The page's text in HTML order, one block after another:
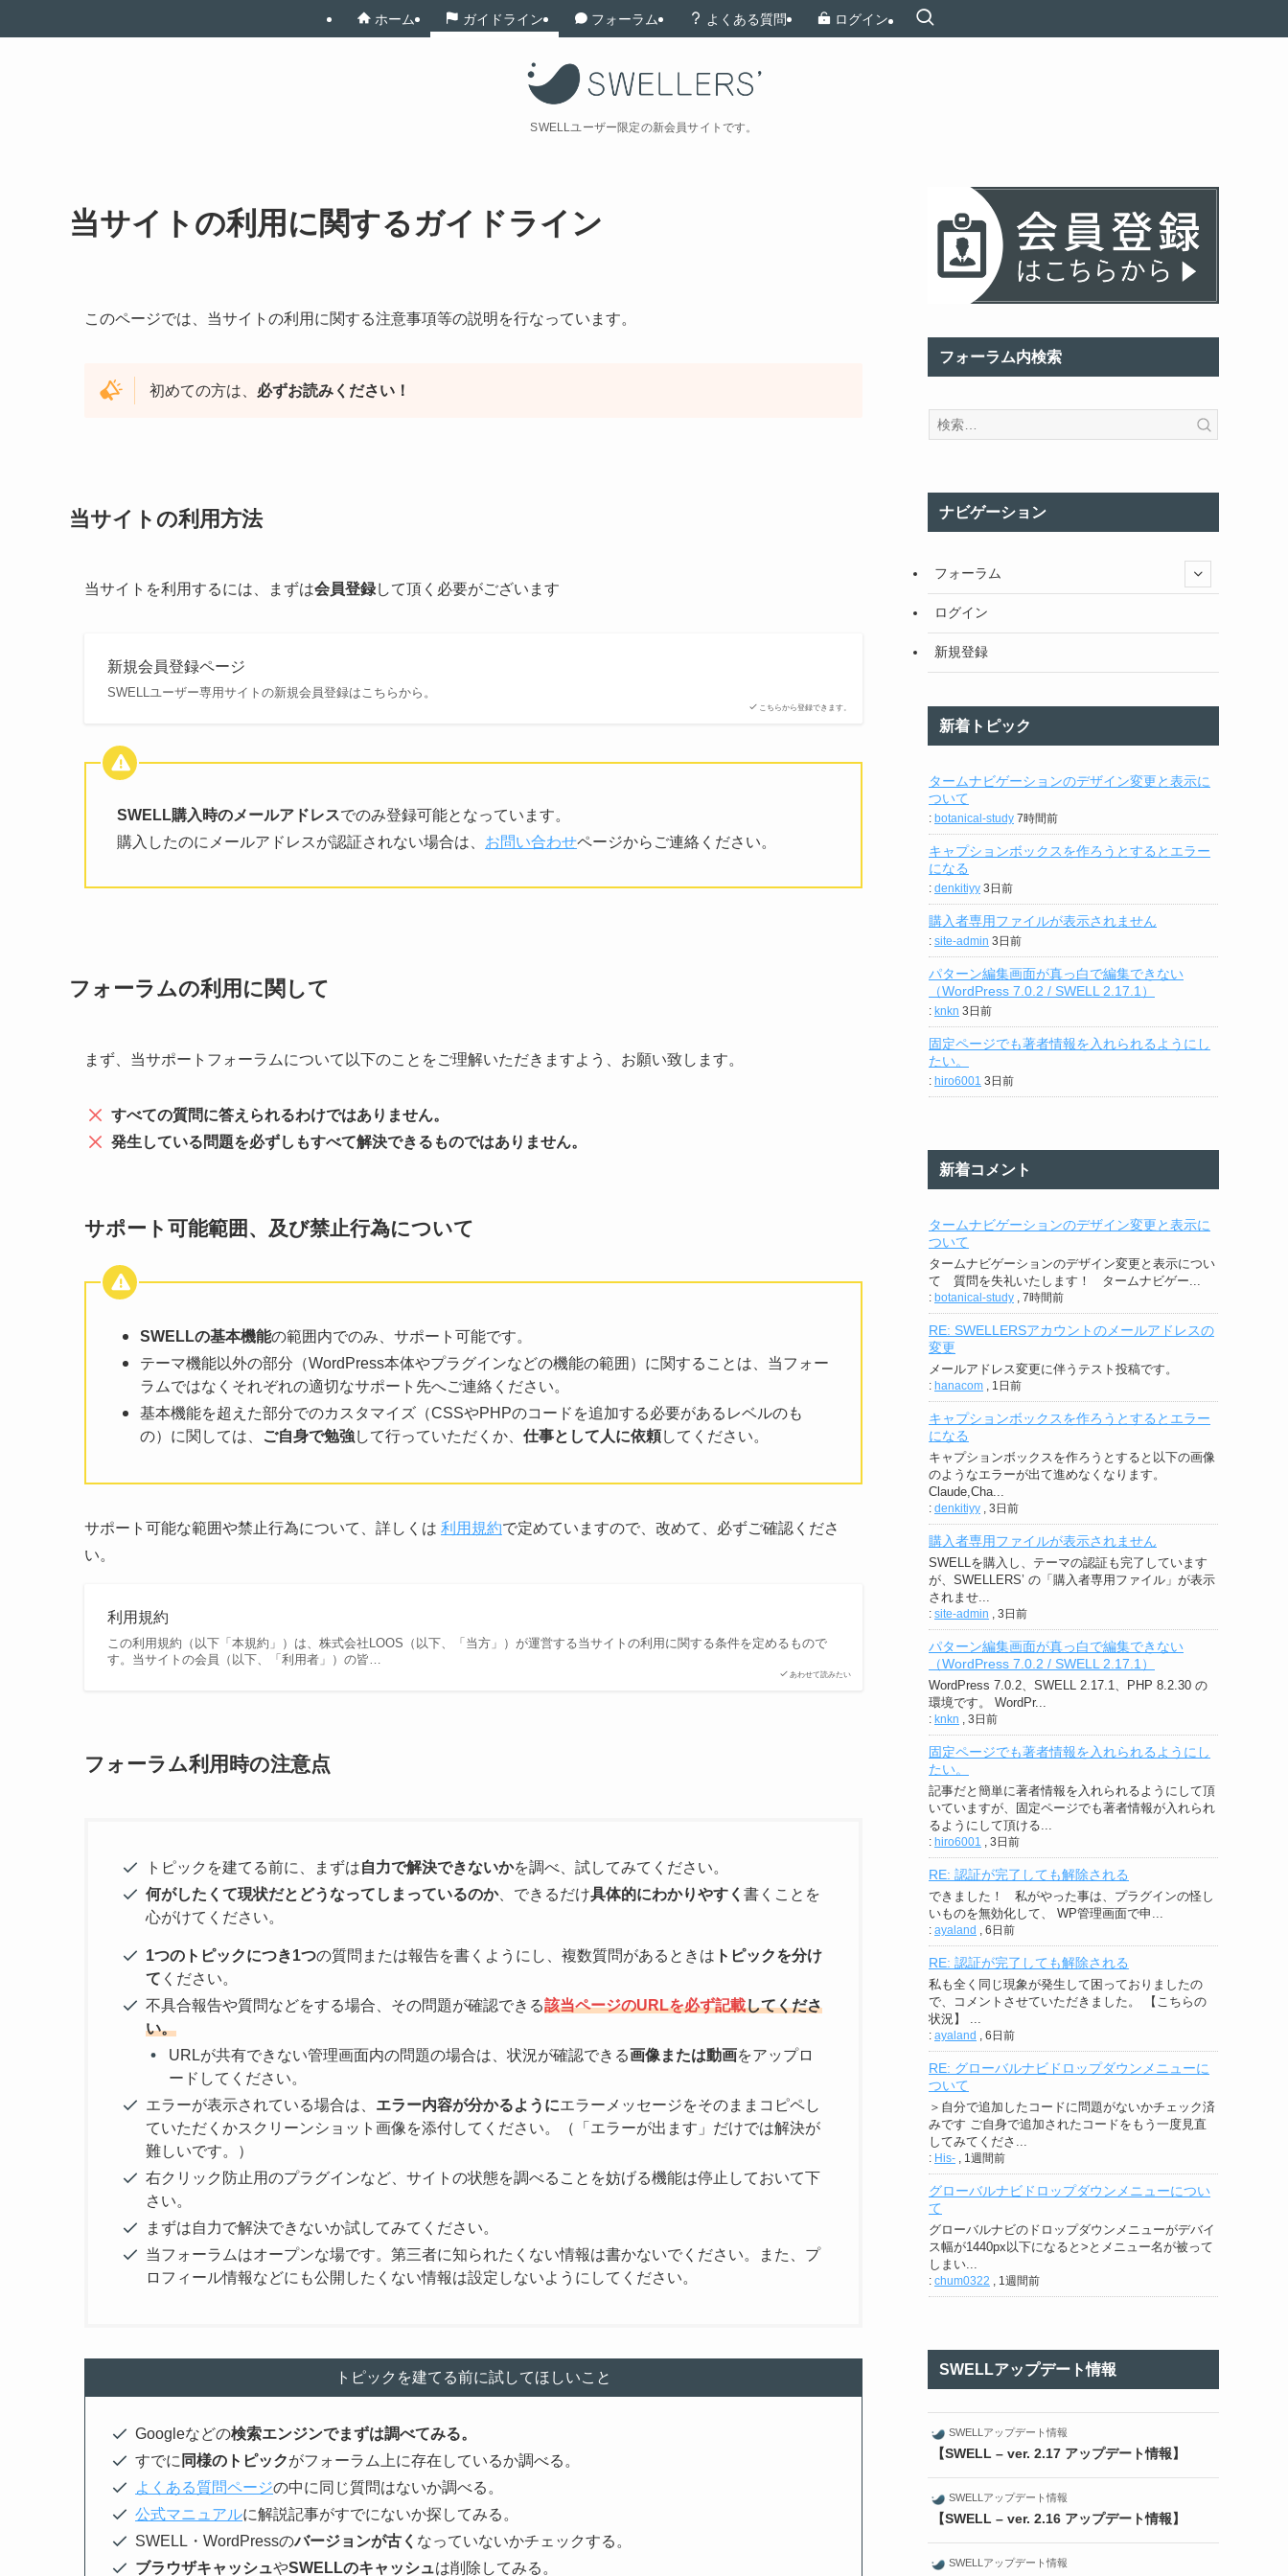
SWELLユーザー限定の新会員サイトです。
ホーム ガイドライン フォーラム よくある質問 ログイン
当サイトの利用に関するガイドライン
このページでは、当サイトの利用に関する注意事項等の説明を行なっています。
初めての方は、 必ずお読みください！
当サイトの利用方法
当サイトを利用するには、まずは会員登録して頂く必要がございます
こちらから登録できます。
新規会員登録ページ
SWELLユーザー専用サイトの新規会員登録はこちらから。
SWELL購入時のメールアドレスでのみ登録可能となっています。
購入したのにメールアドレスが認証されない場合は、 お問い合わせページからご連絡ください。
フォーラムの利用に関して
まず、当サポートフォーラムについて以下のことをご理解いただきますよう、お願い致します。
すべての質問に答えられるわけではありません。
発生している問題を必ずしもすべて解決できるものではありません。
サポート可能範囲、及び禁止行為について
SWELLの基本機能の範囲内でのみ、サポート可能です。
テーマ機能以外の部分（WordPress本体やプラグインなどの機能の範囲）に関することは、当フォー
ラムではなくそれぞれの適切なサポート先へご連絡ください。
基本機能を超えた部分でのカスタマイズ（CSSやPHPのコードを追加する必要があるレベルのも
の）に関しては、
ご自身で勉強して行っていただくか、 仕事として人に依頼してください。
サポート可能な範囲や禁止行為について、詳しくは 利用規約で定めていますので、改めて、必ずご確認くださ
い。
あわせて読みたい
利用規約
この利用規約（以下「本規約」）は、株式会社LOOS（以下、「当方」）が運営する当サイトの利用に関する条件を定めるもので
す。当サイトの会員（以下、「利用者」）の皆…
フォーラム利用時の注意点
トピックを建てる前に、まずは自力で解決できないかを調べ、試してみてください。
何がしたくて現状だとどうなってしまっているのか、できるだけ具体的にわかりやすく 書くことを
心がけてください。
1つのトピックにつき1つの質問または報告を書くようにし、複数質問があるときは トピックを分け
て ください。
不具合報告や質問などをする場合、その問題が確認できる該当ページのURLを必ず記載してくださ
い。
URLが共有できない管理画面内の問題の場合は、状況が確認できる画像または動画をアップロ
ードしてください。
エラーが表示されている場合は、 エラー内容が分かるようにエラーメッセージをそのままコピペし
ていただくかスクリーンショット画像を添付してください。（「エラーが出ます」だけでは解決が
難しいです。）
右クリック防止用のプラグインなど、サイトの状態を調べることを妨げる機能は停止しておいて下
さい。
まずは自力で解決できないか試してみてください。
当フォーラムはオープンな場です。第三者に知られたくない情報は書かないでください。また、プ
ロフィール情報などにも公開したくない情報は設定しないようにしてください。
トピックを建てる前に試してほしいこと
Googleなどの検索エンジンでまずは調べてみる。
すでに 同様のトピックがフォーラム上に存在しているか調べる。
よくある質問ページの中に同じ質問はないか調べる。
公式マニュアルに解説記事がすでにないか探してみる。
SWELL・WordPressのバージョンが古く なっていないかチェックする。
ブラウザキャッシュやSWELLのキャッシュは削除してみる。
フォーラム内検索
ナビゲーション
フォーラム
ログイン
新規登録
新着トピック
タームナビゲーションのデザイン変更と表示に
ついて
: botanical-study 7時間前
キャプションボックスを作ろうとするとエラー
になる
: denkitiyy 3日前
購入者専用ファイルが表示されません
: site-admin 3日前
パターン編集画面が真っ白で編集できない
（WordPress 7.0.2 / SWELL 2.17.1）
: knkn 3日前
固定ページでも著者情報を入れられるようにし
たい。
: hiro6001 3日前
新着コメント
タームナビゲーションのデザイン変更と表示に
ついて
タームナビゲーションのデザイン変更と表示につい
て 質問を失礼いたします！ タームナビゲー...
: botanical-study 7時間前
RE: SWELLERSアカウントのメールアドレスの
変更
メールアドレス変更に伴うテスト投稿です。
: hanacom 1日前
キャプションボックスを作ろうとするとエラー
になる
キャプションボックスを作ろうとすると以下の画像
のようなエラーが出て進めなくなります。
Claude,Cha...
: denkitiyy 3日前
購入者専用ファイルが表示されません
SWELLを購入し、テーマの認証も完了しています
が、SWELLERS’ の「購入者専用ファイル」が表示
されませ...
: site-admin 3日前
パターン編集画面が真っ白で編集できない
（WordPress 7.0.2 / SWELL 2.17.1）
WordPress 7.0.2、SWELL 2.17.1、PHP 8.2.30 の
環境です。 WordPr...
: knkn 3日前
固定ページでも著者情報を入れられるようにし
たい。
記事だと簡単に著者情報を入れられるようにして頂
いていますが、固定ページでも著者情報が入れられ
るようにして頂ける...
: hiro6001 3日前
RE: 認証が完了しても解除される
できました！ 私がやった事は、プラグインの怪し
いものを無効化して、 WP管理画面で申...
: ayaland 6日前
RE: 認証が完了しても解除される
私も全く同じ現象が発生して困っておりましたの
で、コメントさせていただきました。 【こちらの
状況】 ...
: ayaland 6日前
RE: グローバルナビドロップダウンメニューに
ついて
＞自分で追加したコードに問題がないかチェック済
みです ご自身で追加されたコードをもう一度見直
してみてくださ...
: His- 1週間前
グローバルナビドロップダウンメニューについ
て
グローバルナビのドロップダウンメニューがデバイ
ス幅が1440px以下になると>とメニュー名が被って
しまい...
: chum0322 1週間前
SWELLアップデート情報
SWELLアップデート情報
【SWELL – ver. 2.17 アップデート情報】
SWELLアップデート情報
【SWELL – ver. 2.16 アップデート情報】
SWELLアップデート情報